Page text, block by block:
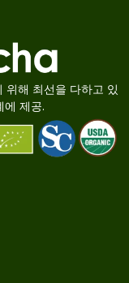
위해 최선을 다하고 있
에 제공.